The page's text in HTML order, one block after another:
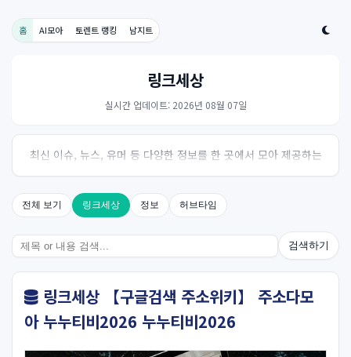
홈 AI모아 토렌트 랭킹 남지트
링크세상
실시간 업데이트: 2026년 08월 07일
최신 이슈, 뉴스, 유머 등 다양한 정보를 한 곳에서 모아 제공하는
사이트입니다. 오늘의 핫이슈를 한눈에 살펴보세요.
전체 보기 링크세상 정보 허브타임
검색하기
링크세상 【구글검색 주소위키】 주소다모
아 누누티비2026 누누티비2026